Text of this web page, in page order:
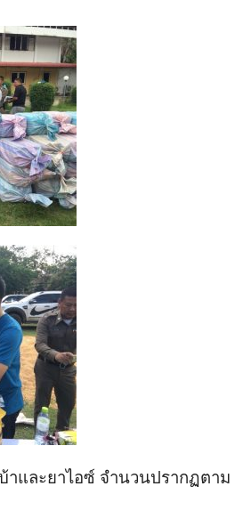
าและยาไอซ์ จำนวนปรากฏตาม